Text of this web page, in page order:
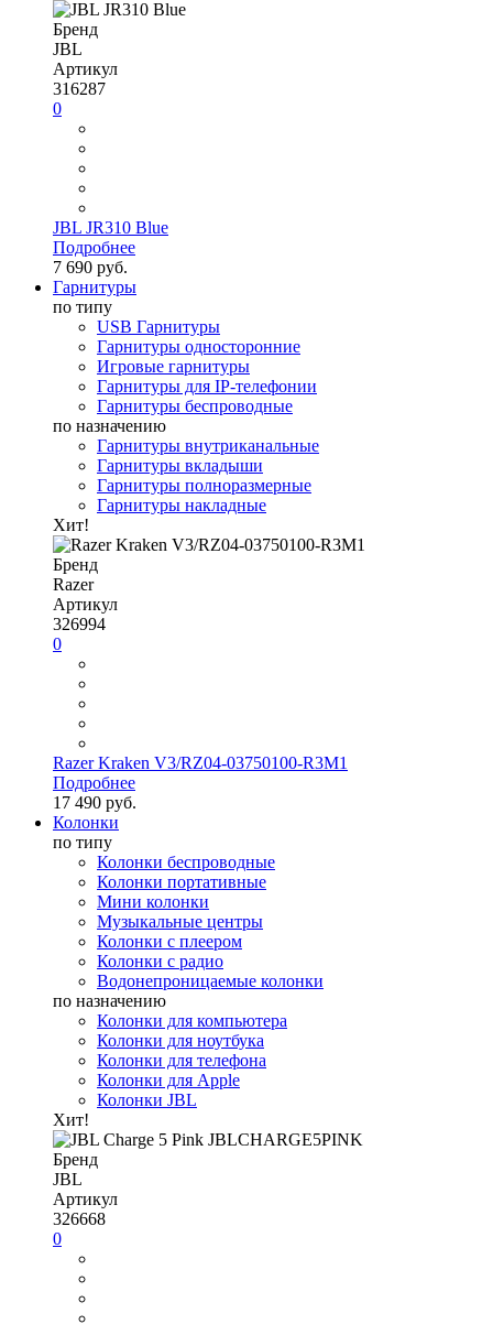
Бренд
JBL
Артикул
316287
0
JBL JR310 Blue
Подробнее
7 690 руб.
Гарнитуры
по типу
USB Гарнитуры
Гарнитуры односторонние
Игровые гарнитуры
Гарнитуры для IP-телефонии
Гарнитуры беспроводные
по назначению
Гарнитуры внутриканальные
Гарнитуры вкладыши
Гарнитуры полноразмерные
Гарнитуры накладные
Хит!
Бренд
Razer
Артикул
326994
0
Razer Kraken V3/RZ04-03750100-R3M1
Подробнее
17 490 руб.
Колонки
по типу
Колонки беспроводные
Колонки портативные
Мини колонки
Музыкальные центры
Колонки с плеером
Колонки с радио
Водонепроницаемые колонки
по назначению
Колонки для компьютера
Колонки для ноутбука
Колонки для телефона
Колонки для Apple
Колонки JBL
Хит!
Бренд
JBL
Артикул
326668
0